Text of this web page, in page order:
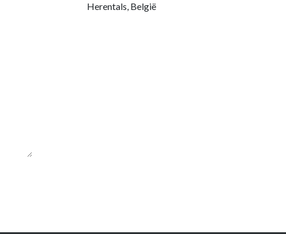
Herentals, België